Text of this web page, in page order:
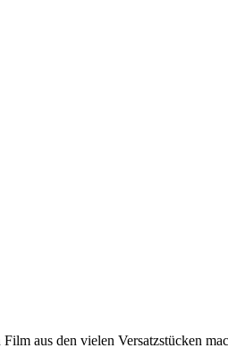
aus den vielen Versatzstücken